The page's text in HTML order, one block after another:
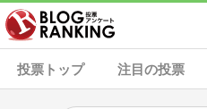
投票トップ 注目の投票